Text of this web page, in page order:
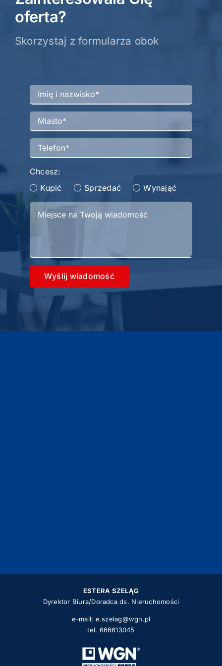
oferta?
Skorzystaj z formularza obok
Chcesz:
Kupić
Sprzedać Wynająć
Wyślij wiadomość
ESTERA SZELĄG
Dyrektor Biura/Doradca ds. Nieruchomości
e-mail: e.szelag@wgn.pl
tel. 666613045